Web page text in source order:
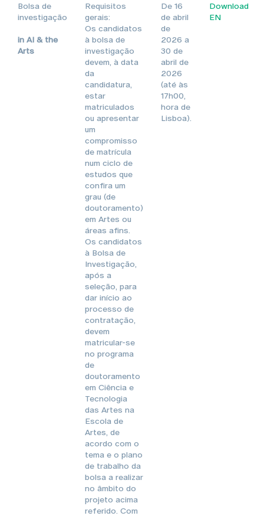
Bolsa de
investigação
in AI & the
Arts
Requisitos
gerais:
Os candidatos
à bolsa de
investigação
devem, à data
da
candidatura,
estar
matriculados
ou apresentar
um
compromisso
de matrícula
num ciclo de
estudos que
confira um
grau (de
doutoramento)
em Artes ou
áreas afins.
Os candidatos
à Bolsa de
Investigação,
após a
seleção, para
dar início ao
processo de
contratação,
devem
matricular-se
no programa
de
doutoramento
em Ciência e
Tecnologia
das Artes na
Escola de
Artes, de
acordo com o
tema e o plano
de trabalho da
bolsa a realizar
no âmbito do
projeto acima
referido. Com
De 16
de abril
de
2026 a
30 de
abril de
2026
(até às
17h00,
hora de
Lisboa).
Download
EN